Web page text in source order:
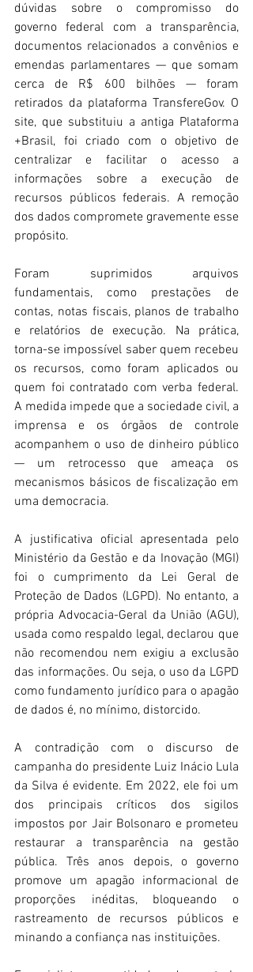
dúvidas sobre o compromisso do
governo federal com a transparência,
documentos relacionados a convênios e
emendas parlamentares — que somam
cerca de R$ 600 bilhões — foram
retirados da plataforma TransfereGov. O
site, que substituiu a antiga Plataforma
+Brasil, foi criado com o objetivo de
centralizar e facilitar o acesso a
informações sobre a execução de
recursos públicos federais. A remoção
dos dados compromete gravemente esse
propósito.
Foram suprimidos arquivos
fundamentais, como prestações de
contas, notas fiscais, planos de trabalho
e relatórios de execução. Na prática,
torna-se impossível saber quem recebeu
os recursos, como foram aplicados ou
quem foi contratado com verba federal.
A medida impede que a sociedade civil, a
imprensa e os órgãos de controle
acompanhem o uso de dinheiro público
— um retrocesso que ameaça os
mecanismos básicos de fiscalização em
uma democracia.
A justificativa oficial apresentada pelo
Ministério da Gestão e da Inovação (MGI)
foi o cumprimento da Lei Geral de
Proteção de Dados (LGPD). No entanto, a
própria Advocacia-Geral da União (AGU),
usada como respaldo legal, declarou que
não recomendou nem exigiu a exclusão
das informações. Ou seja, o uso da LGPD
como fundamento jurídico para o apagão
de dados é, no mínimo, distorcido.
A contradição com o discurso de
campanha do presidente Luiz Inácio Lula
da Silva é evidente. Em 2022, ele foi um
dos principais críticos dos sigilos
impostos por Jair Bolsonaro e prometeu
restaurar a transparência na gestão
pública. Três anos depois, o governo
promove um apagão informacional de
proporções inéditas, bloqueando o
rastreamento de recursos públicos e
minando a confiança nas instituições.